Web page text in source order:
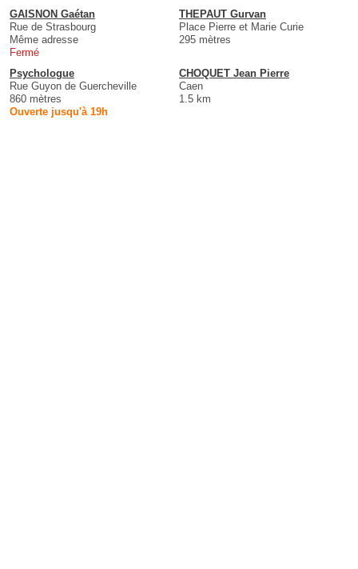
GAISNON Gaétan
Rue de Strasbourg
Même adresse
Fermé
THEPAUT Gurvan
Place Pierre et Marie Curie
295 mètres
Psychologue
Rue Guyon de Guercheville
860 mètres
Ouverte jusqu'à 19h
CHOQUET Jean Pierre
Caen
1.5 km